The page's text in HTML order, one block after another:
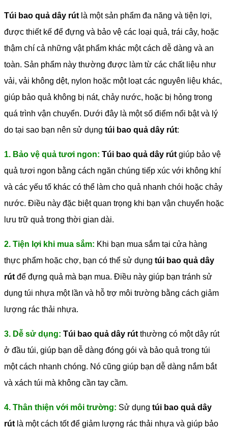
Túi bao quả dây rút là một sản phẩm đa năng và tiện lợi,
được thiết kế để đựng và bảo vệ các loại quả, trái cây, hoặc
thậm chí cả những vật phẩm khác một cách dễ dàng và an
toàn. Sản phẩm này thường được làm từ các chất liệu như
vải, vải không dệt, nylon hoặc một loạt các nguyên liệu khác,
giúp bảo quả không bị nát, chảy nước, hoặc bị hỏng trong
quá trình vận chuyển. Dưới đây là một số điểm nổi bật và lý
do tại sao bạn nên sử dụng túi bao quả dây rút:
1. Bảo vệ quả tươi ngon: Túi bao quả dây rút giúp bảo vệ
quả tươi ngon bằng cách ngăn chúng tiếp xúc với không khí
và các yếu tố khác có thể làm cho quả nhanh chói hoặc chảy
nước. Điều này đặc biệt quan trọng khi bạn vận chuyển hoặc
lưu trữ quả trong thời gian dài.
2. Tiện lợi khi mua sắm: Khi bạn mua sắm tại cửa hàng
thực phẩm hoặc chợ, bạn có thể sử dụng túi bao quả dây
rút để đựng quả mà bạn mua. Điều này giúp bạn tránh sử
dụng túi nhựa một lần và hỗ trợ môi trường bằng cách giảm
lượng rác thải nhựa.
3. Dễ sử dụng: Túi bao quả dây rút thường có một dây rút
ở đầu túi, giúp bạn dễ dàng đóng gói và bảo quả trong túi
một cách nhanh chóng. Nó cũng giúp bạn dễ dàng nắm bắt
và xách túi mà không cần tay cầm.
4. Thân thiện với môi trường: Sử dụng túi bao quả dây
rút là một cách tốt để giảm lượng rác thải nhựa và giúp bảo